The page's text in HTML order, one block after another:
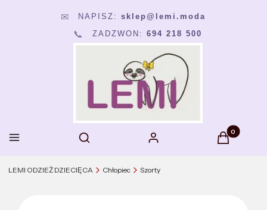
✉ NAPISZ: sklep@lemi.moda
📞 ZADZWON: 694 218 500
Menu Otwórz wyszukiwarkę
Szukaj Zaloguj się Produkty w
Koszyk
LEMI ODZIEŻ DZIECIĘCA Chłopiec Szorty